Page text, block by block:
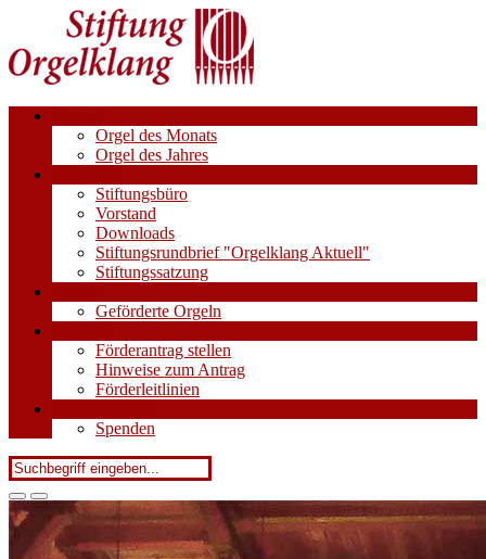
Orgel des Monats
Orgel des Jahres
Stiftungsbüro
Vorstand
Downloads
Stiftungsrundbrief "Orgelklang Aktuell"
Stiftungssatzung
Geförderte Orgeln
Förderantrag stellen
Hinweise zum Antrag
Förderleitlinien
Spenden